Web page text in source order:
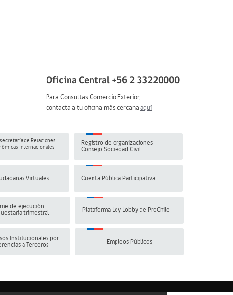
Oficina Central +56 2 33220000
Para Consultas Comercio Exterior,
contacta a tu oficina más cercana aquí
de Relaciones
Internacionales
Registro de organizaciones
Consejo Sociedad Civil
Virtuales Cuenta Pública Participativa
de ejecución
trimestral
Plataforma Ley Lobby de ProChile
Empleos Públicos
Institucionales por
a Terceros